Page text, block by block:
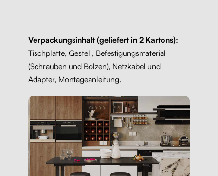
Verpackungsinhalt (geliefert in 2 Kartons):
Tischplatte, Gestell, Befestigungsmaterial
(Schrauben und Bolzen), Netzkabel und
Adapter, Montageanleitung.